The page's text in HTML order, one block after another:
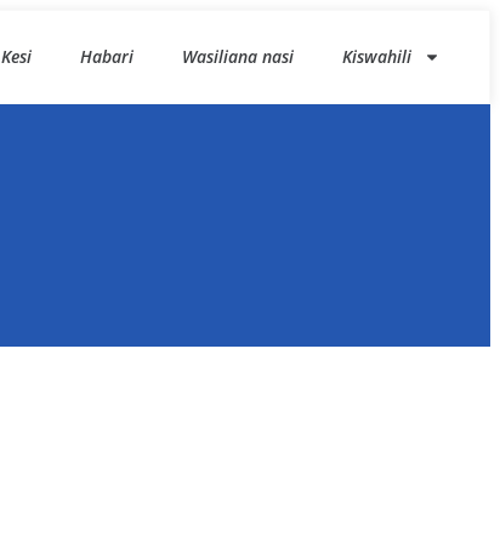
Kesi Habari Wasiliana nasi Kiswahili